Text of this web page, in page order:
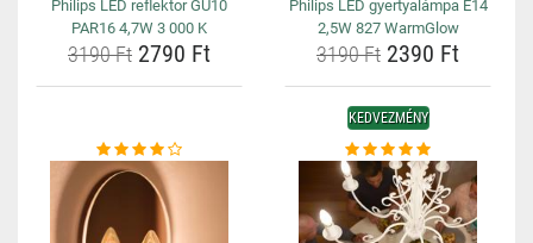
Philips LED reflektor GU10
PAR16 4,7W 3 000 K
3190 Ft 2790 Ft
Philips LED gyertyalámpa E14
2,5W 827 WarmGlow
3190 Ft 2390 Ft
KEDVEZMÉNY